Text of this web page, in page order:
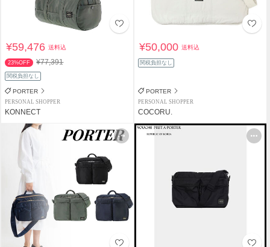
¥59,476送料込
23%OFF ¥77,391
関税負担なし
PORTER
PERSONAL SHOPPER
KONNECT
¥50,000送料込
関税負担なし
PORTER
PERSONAL SHOPPER
COCORU.